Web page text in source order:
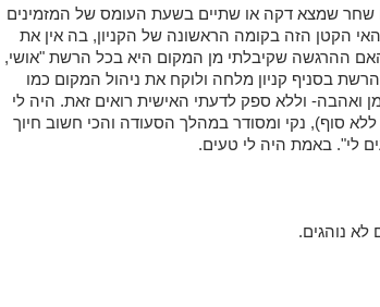
שמצא דקה או שתיים בשעת העומס של המזמינים
הקטן הזה בקומה הראשונה של הקניון, בה אין את
ההרגשה שקיבלתי מן המקום היא בכל הרשת "אושי,
בסניף קניון מלחה ולוקח את ניהול המקום כמו
ואהבה- וללא ספק לדעתי האישית רואים זאת. היה לי
סוף), נקי ומסודר במהלך הסעודה והכי חשוב חיוך
לי". באמת היה לי טעים.
לא נוהגים.